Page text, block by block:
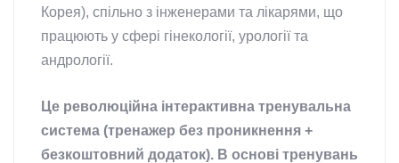
Корея), спільно з інженерами та лікарями, що
працюють у сфері гінекології, урології та
андрології.
Це революційна інтерактивна тренувальна
система (тренажер без проникнення +
безкоштовний додаток). В основі тренувань